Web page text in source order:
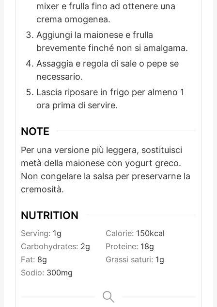
mixer e frulla fino ad ottenere una
crema omogenea.
Aggiungi la maionese e frulla
brevemente finché non si amalgama.
Assaggia e regola di sale o pepe se
necessario.
Lascia riposare in frigo per almeno 1
ora prima di servire.
NOTE
Per una versione più leggera, sostituisci
metà della maionese con yogurt greco.
Non congelare la salsa per preservarne la
cremosità.
NUTRITION
Serving: 1g Calorie: 150kcal
Carbohydrates: 2g Proteine: 18g
Fat: 8g Grassi saturi: 1g
Sodio: 300mg